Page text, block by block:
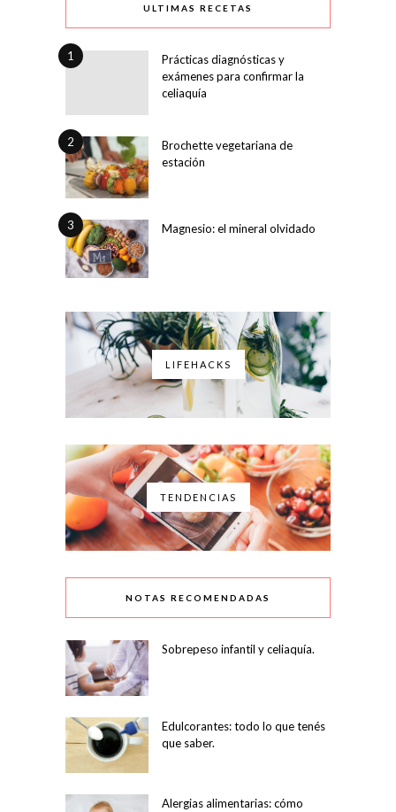
ULTIMAS RECETAS
1
Prácticas diagnósticas y
exámenes para confirmar la
celiaquía
2
Brochette vegetariana de
estación
3 Magnesio: el mineral olvidado
LIFEHACKS
TENDENCIAS
NOTAS RECOMENDADAS
Sobrepeso infantil y celiaquía.
Edulcorantes: todo lo que tenés
que saber.
Alergias alimentarias: cómo